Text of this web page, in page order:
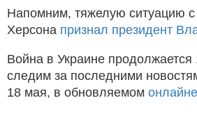
Напомним, тяжелую ситуацию с
Херсона признал президент
Война в Украине
следим за последними
18 мая, в обновляемом онлайне